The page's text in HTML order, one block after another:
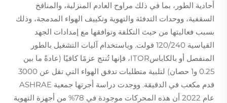
أحادية الطور، بما في ذلك مراوح العادم المنزلية، والمنافخ
السقفية، ووحدات التدفئة والتهوية وتكييف الهواء المدمجة، وذلك
بسبب فعاليتها من حيث التكلفة وتوافقها مع إمدادات الجهد
القياسية 120/240 فولت. وباستخدام آليات التشغيل بالطور
المنفصل أو بالكاباسITOR، فإنها تُنتج عزمًا كافيًا (عادةً ما بين
0.25 و1 حصان) لتلبية متطلبات تدفق الهواء التي تقل عن 3000
قدم مكعب في الدقيقة. ووجدت دراسة أجرتها جمعية ASHRAE
عام 2022 أن هذه المحركات موجودة في 78% من أجهزة التهوية